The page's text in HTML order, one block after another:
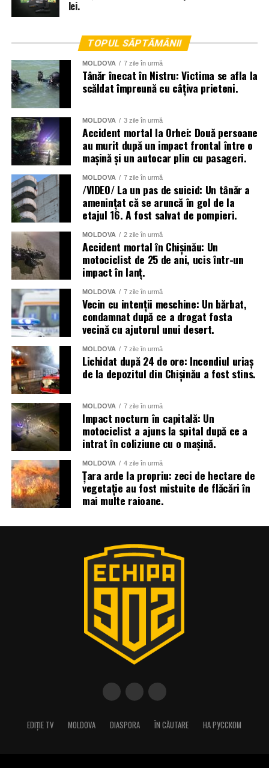
aproape două mii de angajați ai Ministerului Afacerilor
Interne, dar și toate serviciile specializate de nivel local,
raional și național.
Menționăm că meteorologii prognozează vreme instabilă
și pentru următoarele zile.
lei.
TOPUL SĂPTĂMÂNII
MOLDOVA 7 zile în urmă
Tânăr înecat în Nistru: Victima se afla la
scăldat împreună cu câțiva prieteni.
MOLDOVA 3 zile în urmă
Accident mortal la Orhei: Două persoane
au murit după un impact frontal între o
mașină și un autocar plin cu pasageri.
MOLDOVA 7 zile în urmă
/VIDEO/ La un pas de suicid: Un tânăr a
amenințat că se aruncă în gol de la
etajul 16. A fost salvat de pompieri.
MOLDOVA 2 zile în urmă
Accident mortal în Chișinău: Un
motociclist de 25 de ani, ucis într-un
impact în lanț.
MOLDOVA 7 zile în urmă
Vecin cu intenții meschine: Un bărbat,
condamnat după ce a drogat fosta
vecină cu ajutorul unui desert.
MOLDOVA 7 zile în urmă
Lichidat după 24 de ore: Incendiul uriaș
de la depozitul din Chișinău a fost stins.
MOLDOVA 7 zile în urmă
Impact nocturn în capitală: Un
motociclist a ajuns la spital după ce a
intrat în coliziune cu o mașină.
MOLDOVA 4 zile în urmă
Țara arde la propriu: zeci de hectare de
vegetație au fost mistuite de flăcări în
mai multe raioane.
EDIȚIE TV MOLDOVA DIASPORA ÎN CĂUTARE НА РУССКОМ